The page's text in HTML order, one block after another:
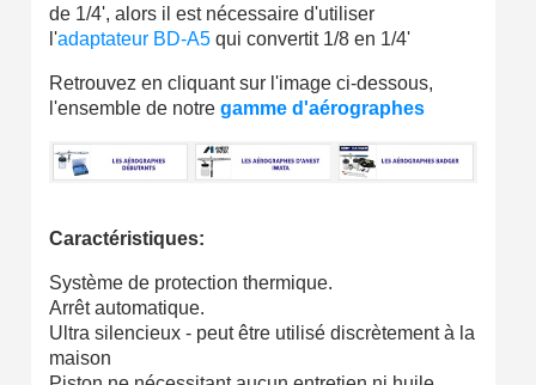
Réduction de 5€ sur la première commande
10€ de bon d'achat pour chaque parrainage
Inscription à la newsletter : 5€ de réduction
Livraison offerte en France métropolitaine pour 250€ d'achats
Partagez vos créations et obtenez des bons d'achat
de 1/4', alors il est nécessaire d'utiliser
l'adaptateur BD-A5 qui convertit 1/8 en 1/4'
Retrouvez en cliquant sur l'image ci-dessous,
l'ensemble de notre gamme d'aérographes
Caractéristiques:
Système de protection thermique.
Arrêt automatique.
Ultra silencieux - peut être utilisé discrètement à la
maison